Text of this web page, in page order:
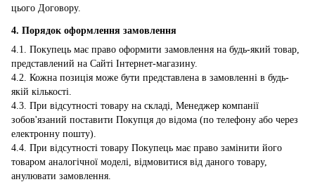
цього Договору.
4. Порядок оформлення замовлення
4.1. Покупець має право оформити замовлення на будь-який товар,
представлений на Сайті Інтернет-магазину.
4.2. Кожна позиція може бути представлена ​​в замовленні в будь-
якій кількості.
4.3. При відсутності товару на складі, Менеджер компанії
зобов'язаний поставити Покупця до відома (по телефону або через
електронну пошту).
4.4. При відсутності товару Покупець має право замінити його
товаром аналогічної моделі, відмовитися від даного товару,
анулювати замовлення.